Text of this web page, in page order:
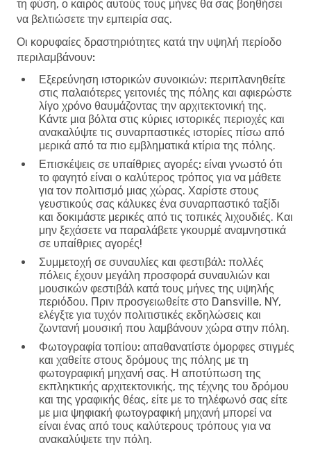
τη φύση, ο καιρός αυτούς τους μήνες θα σας βοηθήσει
να βελτιώσετε την εμπειρία σας.
Οι κορυφαίες δραστηριότητες κατά την υψηλή περίοδο
περιλαμβάνουν:
Εξερεύνηση ιστορικών συνοικιών: περιπλανηθείτε
στις παλαιότερες γειτονιές της πόλης και αφιερώστε
λίγο χρόνο θαυμάζοντας την αρχιτεκτονική της.
Κάντε μια βόλτα στις κύριες ιστορικές περιοχές και
ανακαλύψτε τις συναρπαστικές ιστορίες πίσω από
μερικά από τα πιο εμβληματικά κτίρια της πόλης.
Επισκέψεις σε υπαίθριες αγορές: είναι γνωστό ότι
το φαγητό είναι ο καλύτερος τρόπος για να μάθετε
για τον πολιτισμό μιας χώρας. Χαρίστε στους
γευστικούς σας κάλυκες ένα συναρπαστικό ταξίδι
και δοκιμάστε μερικές από τις τοπικές λιχουδιές. Και
μην ξεχάσετε να παραλάβετε γκουρμέ αναμνηστικά
σε υπαίθριες αγορές!
Συμμετοχή σε συναυλίες και φεστιβάλ: πολλές
πόλεις έχουν μεγάλη προσφορά συναυλιών και
μουσικών φεστιβάλ κατά τους μήνες της υψηλής
περιόδου. Πριν προσγειωθείτε στο Dansville, NY,
ελέγξτε για τυχόν πολιτιστικές εκδηλώσεις και
ζωντανή μουσική που λαμβάνουν χώρα στην πόλη.
Φωτογραφία τοπίου: απαθανατίστε όμορφες στιγμές
και χαθείτε στους δρόμους της πόλης με τη
φωτογραφική μηχανή σας. Η αποτύπωση της
εκπληκτικής αρχιτεκτονικής, της τέχνης του δρόμου
και της γραφικής θέας, είτε με το τηλέφωνό σας είτε
με μια ψηφιακή φωτογραφική μηχανή μπορεί να
είναι ένας από τους καλύτερους τρόπους για να
ανακαλύψετε την πόλη.